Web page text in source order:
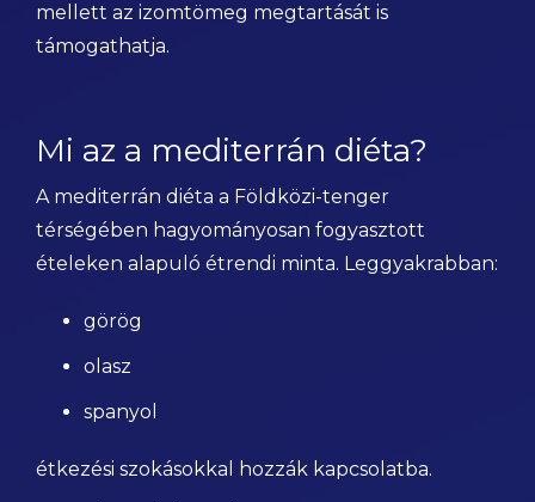
mellett az izomtömeg megtartását is
támogathatja.
Mi az a mediterrán diéta?
A mediterrán diéta a Földközi-tenger
térségében hagyományosan fogyasztott
ételeken alapuló étrendi minta. Leggyakrabban:
görög
olasz
spanyol
étkezési szokásokkal hozzák kapcsolatba.